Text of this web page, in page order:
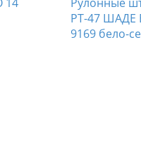
РТ-47 ШАДЕ
9169 бело-